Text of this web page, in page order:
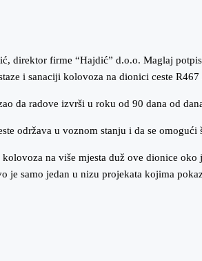
direktor firme “Hajdić” d.o.o. Maglaj
i sanaciji kolovoza na dionici ceste
da radove izvrši u roku od 90 dana od
održava u voznom stanju i da se
na više mjesta duž ove dionice
samo jedan u nizu projekata kojima